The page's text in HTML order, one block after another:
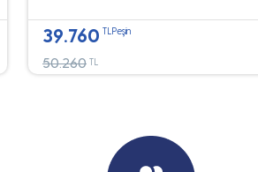
39.760 TLPeşin
50.260 TL